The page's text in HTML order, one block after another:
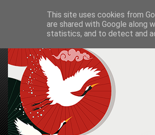
This site uses cookies from
are shared with Google along
statistics, and to detect and